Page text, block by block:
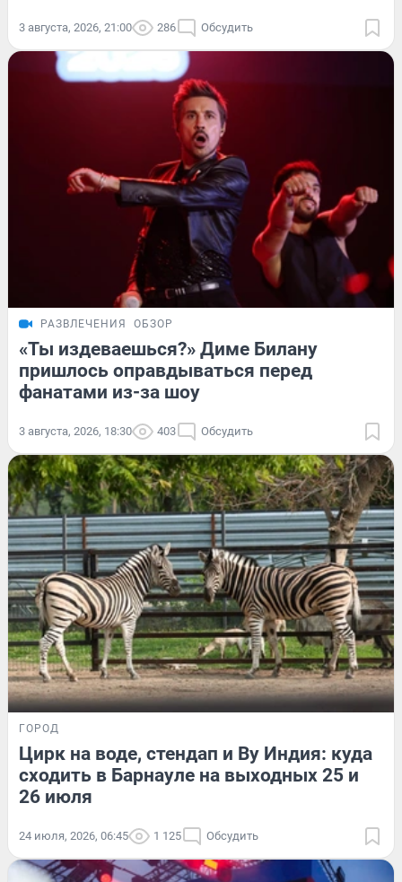
3 августа, 2026, 21:00 286 Обсудить
РАЗВЛЕЧЕНИЯ ОБЗОР
«Ты издеваешься?» Диме Билану
пришлось оправдываться перед
фанатами из-за шоу
3 августа, 2026, 18:30 403 Обсудить
ГОРОД
Цирк на воде, стендап и Ву Индия: куда
сходить в Барнауле на выходных 25 и
26 июля
24 июля, 2026, 06:45 1 125 Обсудить